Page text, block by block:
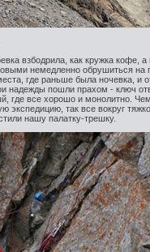
взбодрила, как кружка кофе, а
немедленно обрушиться на
где раньше была ночевка, и
надежды пошли прахом - ключ
где все хорошо и монолитно.
экспедицию, так все вокруг
нашу палатку-трешку.